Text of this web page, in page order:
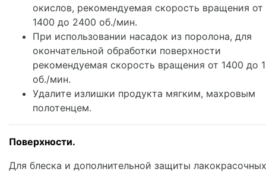
окислов, рекомендуемая скорость вращения от
1400 до 2400 об./мин.
При использовании насадок из поролона, для
окончательной обработки поверхности
рекомендуемая скорость вращения от 1400 до
об./мин.
Удалите излишки продукта мягким, махровым
полотенцем.
Поверхности.
Для блеска и дополнительной защиты